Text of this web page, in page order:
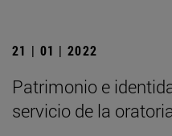
21 | 01 | 2022
Patrimonio e
servicio de la